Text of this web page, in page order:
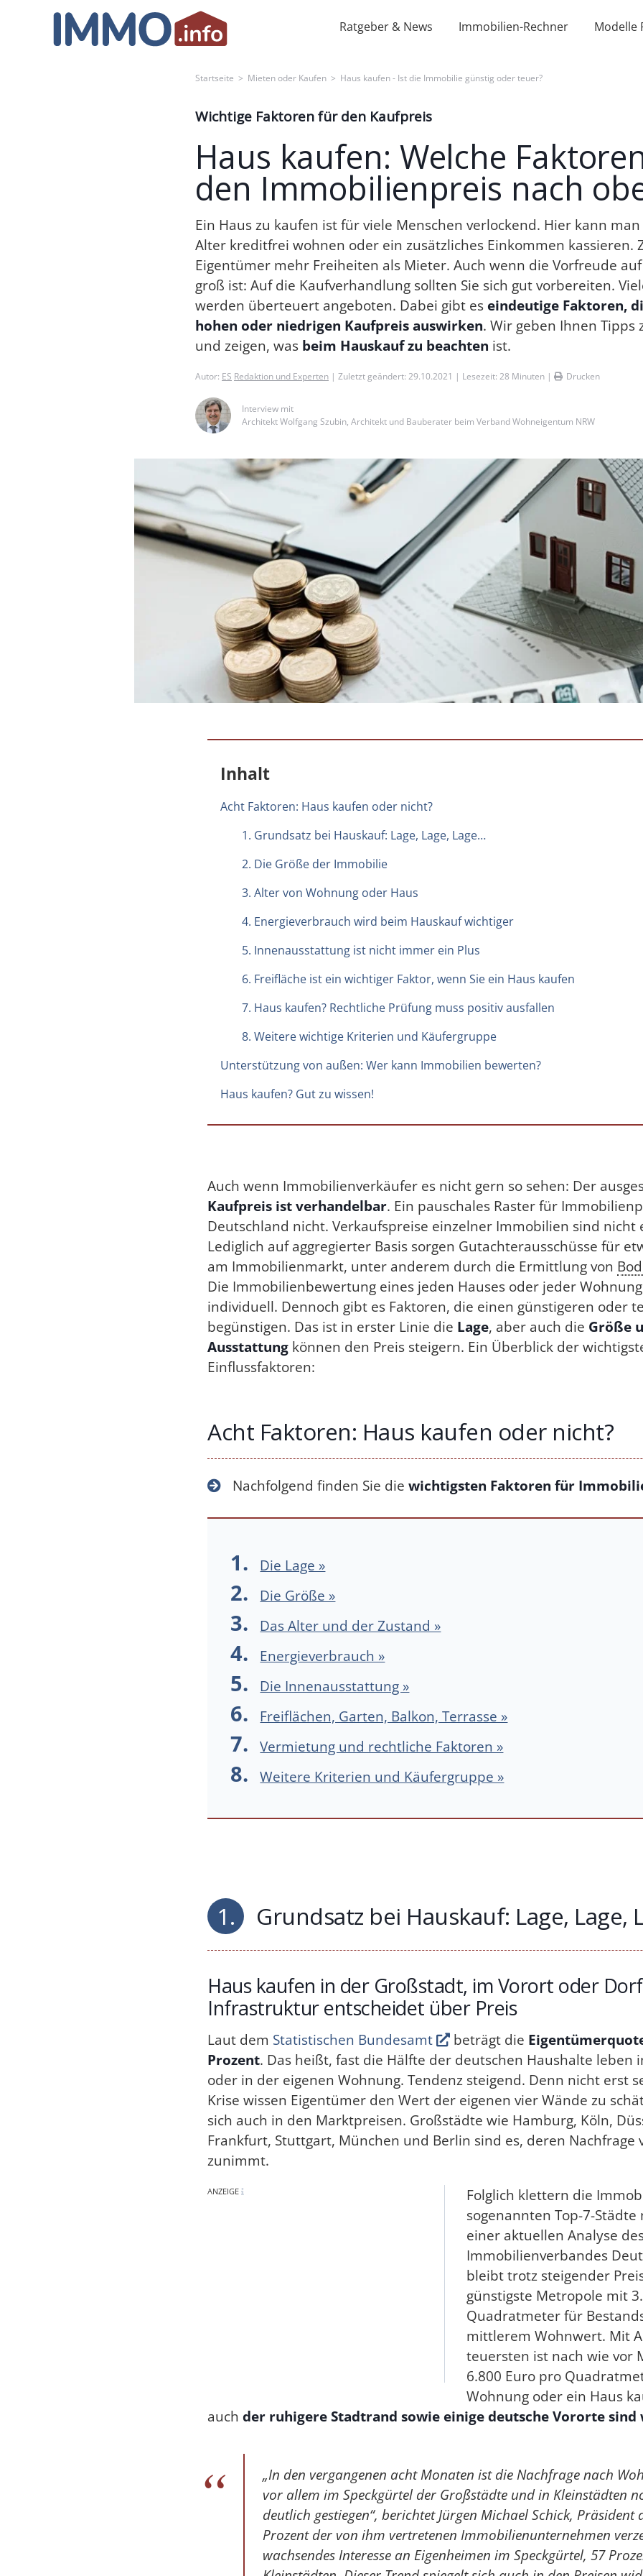
Ratgeber & News Immobilien-Rechner Modelle
Startseite > Mieten oder Kaufen > Haus kaufen - Ist die Immobilie günstig oder teuer?
Wichtige Faktoren für den Kaufpreis
Haus kaufen: Welche
den Immobilienpreis nach
Ein Haus zu kaufen ist für viele Menschen verlockend. Hier kann
Alter kreditfrei wohnen oder ein zusätzliches Einkommen kassieren.
Eigentümer mehr Freiheiten als Mieter. Auch wenn die Vorfreude
groß ist: Auf die Kaufverhandlung sollten Sie sich gut vorbereiten.
werden überteuert angeboten. Dabei gibt es eindeutige Faktoren,
hohen oder niedrigen Kaufpreis auswirken. Wir geben Ihnen Tipps
und zeigen, was beim Hauskauf zu beachten ist.
Autor: ES Redaktion und Experten | Zuletzt geändert: 29.10.2021 | Lesezeit: 28 Minuten | Drucken
Interview mit
Architekt Wolfgang Szubin, Architekt und Bauberater beim Verband Wohneigentum NRW
Inhalt
Acht Faktoren: Haus kaufen oder nicht?
1. Grundsatz bei Hauskauf: Lage, Lage, Lage…
2. Die Größe der Immobilie
3. Alter von Wohnung oder Haus
4. Energieverbrauch wird beim Hauskauf wichtiger
5. Innenausstattung ist nicht immer ein Plus
6. Freifläche ist ein wichtiger Faktor, wenn Sie ein Haus kaufen
7. Haus kaufen? Rechtliche Prüfung muss positiv ausfallen
8. Weitere wichtige Kriterien und Käufergruppe
Unterstützung von außen: Wer kann Immobilien bewerten?
Haus kaufen? Gut zu wissen!
Auch wenn Immobilienverkäufer es nicht gern so sehen: Der
Kaufpreis ist verhandelbar. Ein pauschales Raster für
Deutschland nicht. Verkaufspreise einzelner Immobilien sind nicht
Lediglich auf aggregierter Basis sorgen Gutachterausschüsse für
am Immobilienmarkt, unter anderem durch die Ermittlung von
Die Immobilienbewertung eines jeden Hauses oder jeder
individuell. Dennoch gibt es Faktoren, die einen günstigeren oder
begünstigen. Das ist in erster Linie die Lage, aber auch die Größe
Ausstattung können den Preis steigern. Ein Überblick der
Einflussfaktoren:
Acht Faktoren: Haus kaufen oder nicht?
Nachfolgend finden Sie diewichtigsten Faktoren für
Die Lage »
Die Größe »
Das Alter und der Zustand »
Energieverbrauch »
Die Innenausstattung »
Freiflächen, Garten, Balkon, Terrasse »
Vermietung und rechtliche Faktoren »
Weitere Kriterien und Käufergruppe »
1. Grundsatz bei Hauskauf: Lage, Lage,
Haus kaufen in der Großstadt, im Vorort oder
Infrastruktur entscheidet über Preis
Laut dem Statistischen Bundesamt beträgt die
Prozent. Das heißt, fast die Hälfte der deutschen Haushalte leben
oder in der eigenen Wohnung. Tendenz steigend. Denn nicht erst
Krise wissen Eigentümer den Wert der eigenen vier Wände zu
sich auch in den Marktpreisen. Großstädte wie Hamburg, Köln,
Frankfurt, Stuttgart, München und Berlin sind es, deren Nachfrage
zunimmt.
ANZEIGE
Folglich klettern die
sogenannten Top-7-
einer aktuellen Analyse
Immobilienverbandes
bleibt trotz steigender
günstigste Metropole mit
Quadratmeter für
mittlerem Wohnwert. Mit
teuersten ist nach wie vor
6.800 Euro pro
Wohnung oder ein Haus
auchder ruhigere Stadtrand sowie einige deutsche Vororte sind
„In den vergangenen acht Monaten ist die Nachfrage nach
vor allem im Speckgürtel der Großstädte und in Kleinstädten
deutlich gestiegen“, berichtet Jürgen Michael Schick, Präsident
Prozent der von ihm vertretenen Immobilienunternehmen
wachsendes Interesse an Eigenheimen im Speckgürtel, 57